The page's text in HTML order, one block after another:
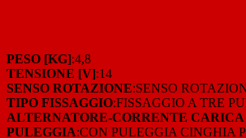
PESO [KG]:4,8
TENSIONE [V]:14
SENSO ROTAZIONE:SENSO
TIPO FISSAGGIO:FISSAGGIO A TRE
ALTERNATORE-CORRENTE
PULEGGIA:CON PULEGGIA CINGHIA